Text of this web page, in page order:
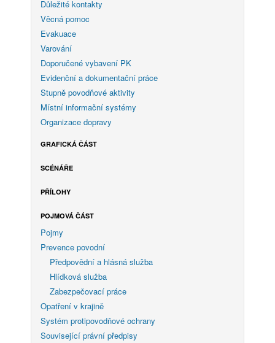
Důležité kontakty
Věcná pomoc
Evakuace
Varování
Doporučené vybavení PK
Evidenční a dokumentační práce
Stupně povodňové aktivity
Místní informační systémy
Organizace dopravy
GRAFICKÁ ČÁST
SCÉNÁŘE
PŘÍLOHY
POJMOVÁ ČÁST
Pojmy
Prevence povodní
Předpovědní a hlásná služba
Hlídková služba
Zabezpečovací práce
Opatření v krajině
Systém protipovodňové ochrany
Související právní předpisy